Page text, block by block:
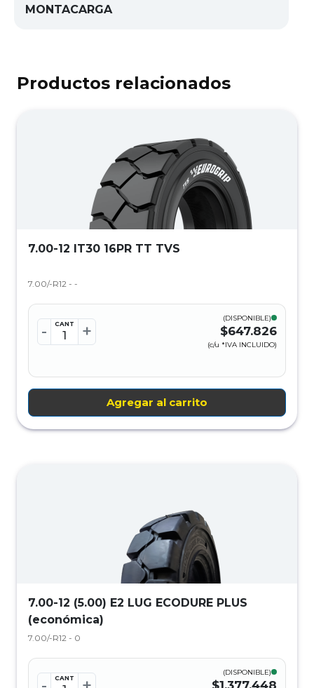
MONTACARGA
Productos relacionados
7.00-12 IT30 16PR TT TVS
7.00/-R12 - -
- CANT +
(DISPONIBLE)
$647.826
(c/u *IVA INCLUIDO)
Agregar al carrito
7.00-12 (5.00) E2 LUG ECODURE PLUS
(económica)
7.00/-R12 - 0
CANT
(DISPONIBLE)
$1.377.448